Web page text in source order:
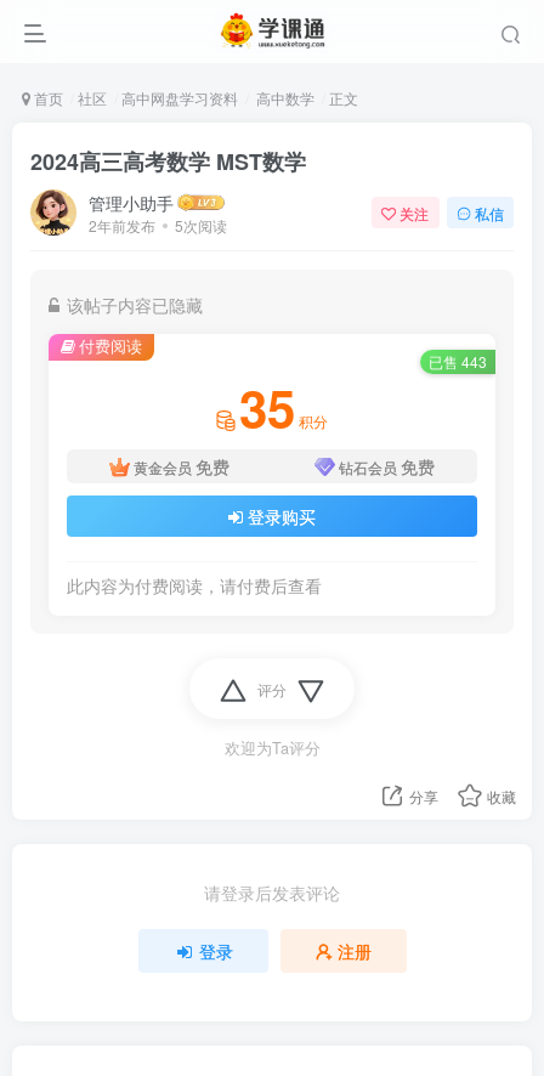
首页 社区 高中网盘学习资料 高中数学 正文
2024高三高考数学 MST数学
管理小助手
2年前发布 5次阅读
关注 私信
该帖子内容已隐藏
付费阅读
已售 443
35 积分
黄金会员 免费 钻石会员 免费
登录购买
此内容为付费阅读，请付费后查看
评分
欢迎为Ta评分
分享 收藏
请登录后发表评论
登录 注册